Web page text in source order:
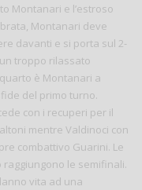
Montanari e l’estroso
Montanari deve
davanti e si porta sul 2-
troppo rilassato
è Montanari a
del primo turno.
con i recuperi per il
mentre Valdinoci con
combattivo Guarini. Le
le semifinali.
vita ad una